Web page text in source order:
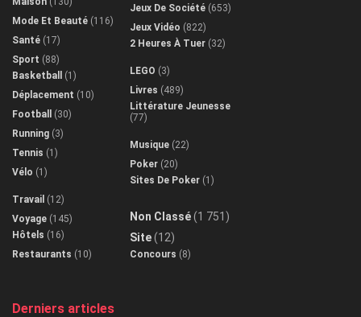
Mode Et Beauté (116)
Santé (17)
Sport (88)
Basketball
(1)
Déplacement (10)
Football
(30)
Running (3)
Tennis (1)
Vélo (1)
Travail (12)
Voyage (145)
Hôtels (16)
Restaurants (10)
Jeux De Société (653)
Jeux Vidéo (822)
2 Heures À Tuer (32)
LEGO (3)
Livres (489)
Littérature Jeunesse
(77)
Musique (22)
Poker (20)
Sites De Poker (1)
Non Classé(1 751)
Site(12)
Concours (8)
Derniers articles